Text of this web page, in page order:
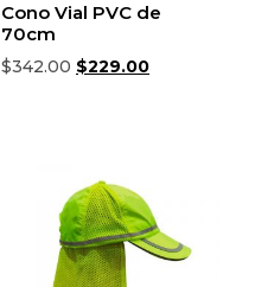
Cono Vial PVC de
70cm
$342.00 $229.00